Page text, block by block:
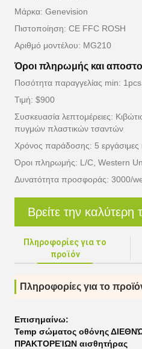
Μάρκα: Genevision
Πιστοποίηση: CE FFC ROSH
Αριθμό μοντέλου: MG210
Όροι πληρωμής και
Ποσότητα παραγγελίας min: 1pcs
Τιμή: $900
Συσκευασία λεπτομέρειες:
πυγμών πλαστικών τσαντών
Χρόνος παράδοσης: 5 εργάσιμες
Όροι πληρωμής: L/C, Western
Δυνατότητα προσφοράς: 3000/
Βρείτε την καλύτερη
Πληροφορίες για το
προϊόν
Πληροφορίες για το
Επισημαίνω:
Temp σώματος οθόνης
ΠΡΑΚΤΟΡΕΊΩΝ αισθητήρας